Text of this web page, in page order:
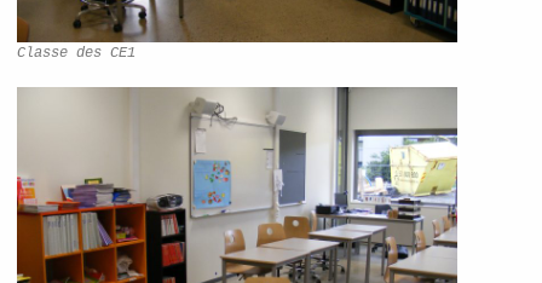
Classe des CE1